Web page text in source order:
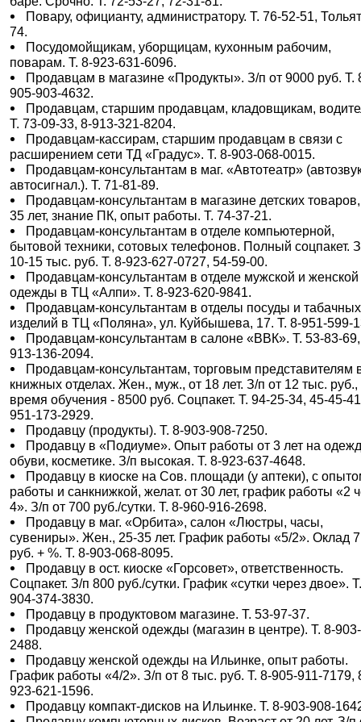
Повару, официанту, администратору. Т. 76-52-51,
74.
Посудомойщикам, уборщицам, кухонным рабочим,
поварам. Т. 8-923-631-6096.
Продавцам в магазине «Продукты». З/п от 9000 руб. Т.
905-903-4632.
Продавцам, старшим продавцам, кладовщикам,
Т. 73-09-33, 8-913-321-8204.
Продавцам-кассирам, старшим продавцам в связи с
расширением сети ТД «Градус». Т. 8-903-068-0015.
Продавцам-консультантам в маг. «Автотеатр»
автосигнал.). Т. 71-81-89.
Продавцам-консультантам в магазине детских
35 лет, знание ПК, опыт работы. Т. 74-37-21.
Продавцам-консультантам в отделе компьютерной,
бытовой техники, сотовых телефонов. Полный соцпакет.
10-15 тыс. руб. Т. 8-923-627-0727, 54-59-00.
Продавцам-консультантам в отделе мужской и женской
одежды в ТЦ «Алпи». Т. 8-923-620-9841.
Продавцам-консультантам в отделы посуды и табачных
изделий в ТЦ «Поляна», ул. Куйбышева, 17. Т. 8-951-599-
Продавцам-консультантам в салоне «ВВК». Т. 53-83-
913-136-2094.
Продавцам-консультантам, торговым представителям
книжных отделах. Жен., муж., от 18 лет. З/п от 12 тыс. руб.,
время обучения - 8500 руб. Соцпакет. Т. 94-25-34, 45-45-
951-173-2929.
Продавцу (продукты). Т. 8-903-908-7250.
Продавцу в «Подиуме». Опыт работы от 3 лет на
обуви, косметике. З/п высокая. Т. 8-923-637-4648.
Продавцу в киоске на Сов. площади (у аптеки), с
работы и санкнижкой, желат. от 30 лет, график работы «2
4». З/п от 700 руб./сутки. Т. 8-960-916-2698.
Продавцу в маг. «Орбита», салон «Люстры, часы,
сувениры». Жен., 25-35 лет. График работы «5/2». Оклад
руб. + %. Т. 8-903-068-8095.
Продавцу в ост. киоске «Горсовет», ответственность.
Соцпакет. З/п 800 руб./сутки. График «сутки через двое».
904-374-3830.
Продавцу в продуктовом магазине. Т. 53-97-37.
Продавцу женской одежды (магазин в центре). Т. 8-
2488.
Продавцу женской одежды на Ильинке, опыт работы.
График работы «4/2». З/п от 8 тыс. руб. Т. 8-905-911-7179,
923-621-1596.
Продавцу компакт-дисков на Ильинке. Т. 8-903-908-